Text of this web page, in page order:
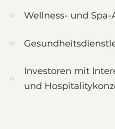
Wellness- und
Investoren mit
und